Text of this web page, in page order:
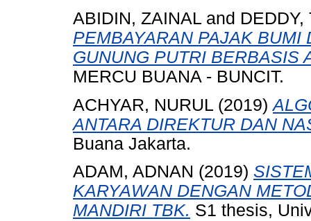
ABIDIN, ZAINAL and DEDDY,
PEMBAYARAN PAJAK BUMI
GUNUNG PUTRI BERBASIS
MERCU BUANA - BUNCIT.
ACHYAR, NURUL (2019)
ANTARA DIREKTUR DAN
Buana Jakarta.
ADAM, ADNAN (2019)
KARYAWAN DENGAN
MANDIRI TBK. S1 thesis,